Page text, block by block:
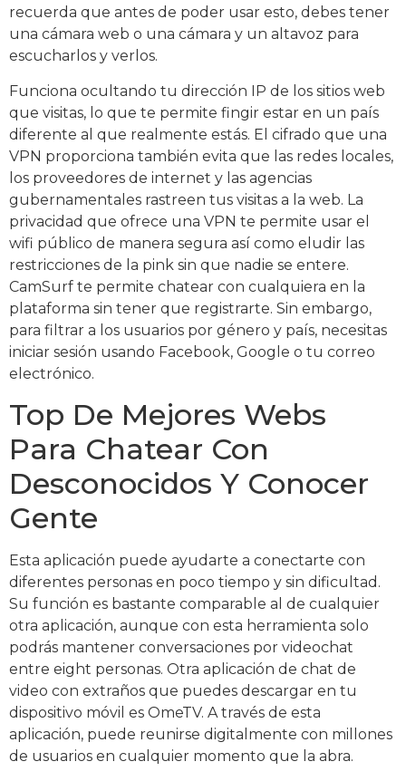
recuerda que antes de poder usar esto, debes tener
una cámara web o una cámara y un altavoz para
escucharlos y verlos.
Funciona ocultando tu dirección IP de los sitios web
que visitas, lo que te permite fingir estar en un país
diferente al que realmente estás. El cifrado que una
VPN proporciona también evita que las redes locales,
los proveedores de internet y las agencias
gubernamentales rastreen tus visitas a la web. La
privacidad que ofrece una VPN te permite usar el
wifi público de manera segura así como eludir las
restricciones de la pink sin que nadie se entere.
CamSurf te permite chatear con cualquiera en la
plataforma sin tener que registrarte. Sin embargo,
para filtrar a los usuarios por género y país, necesitas
iniciar sesión usando Facebook, Google o tu correo
electrónico.
Top De Mejores Webs
Para Chatear Con
Desconocidos Y Conocer
Gente
Esta aplicación puede ayudarte a conectarte con
diferentes personas en poco tiempo y sin dificultad.
Su función es bastante comparable al de cualquier
otra aplicación, aunque con esta herramienta solo
podrás mantener conversaciones por videochat
entre eight personas. Otra aplicación de chat de
video con extraños que puedes descargar en tu
dispositivo móvil es OmeTV. A través de esta
aplicación, puede reunirse digitalmente con millones
de usuarios en cualquier momento que la abra.